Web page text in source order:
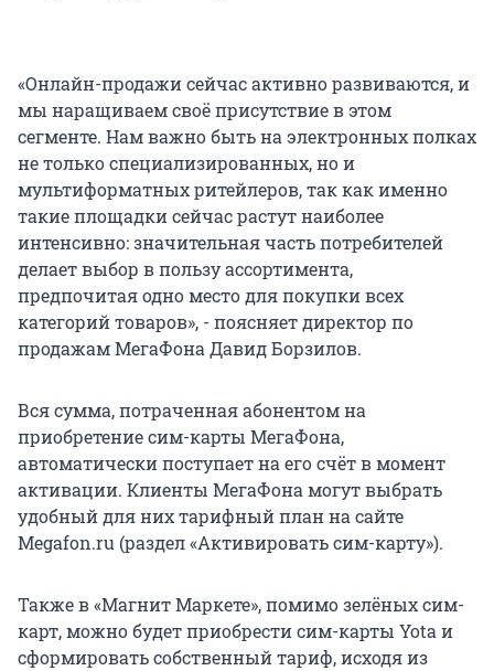
«Онлайн-продажи сейчас активно развиваются, и
мы наращиваем своё присутствие в этом
сегменте. Нам важно быть на электронных полках
не только специализированных, но и
мультиформатных ритейлеров, так как именно
такие площадки сейчас растут наиболее
интенсивно: значительная часть потребителей
делает выбор в пользу ассортимента,
предпочитая одно место для покупки всех
категорий товаров», - поясняет директор по
продажам МегаФона Давид Борзилов.
Вся сумма, потраченная абонентом на
приобретение сим-карты МегаФона,
автоматически поступает на его счёт в момент
активации. Клиенты МегаФона могут выбрать
удобный для них тарифный план на сайте
Megafon.ru (раздел «Активировать сим-карту»).
Также в «Магнит Маркете», помимо зелёных сим-
карт, можно будет приобрести сим-карты Yota и
сформировать собственный тариф, исходя из